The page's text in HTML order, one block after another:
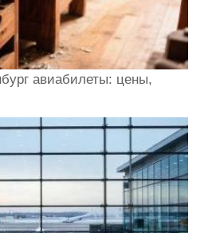
авиабилеты: цены,